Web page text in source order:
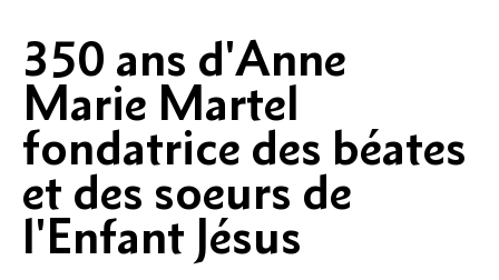
350 ans d'Anne
Marie Martel
fondatrice des béates
et des soeurs de
l'Enfant Jésus